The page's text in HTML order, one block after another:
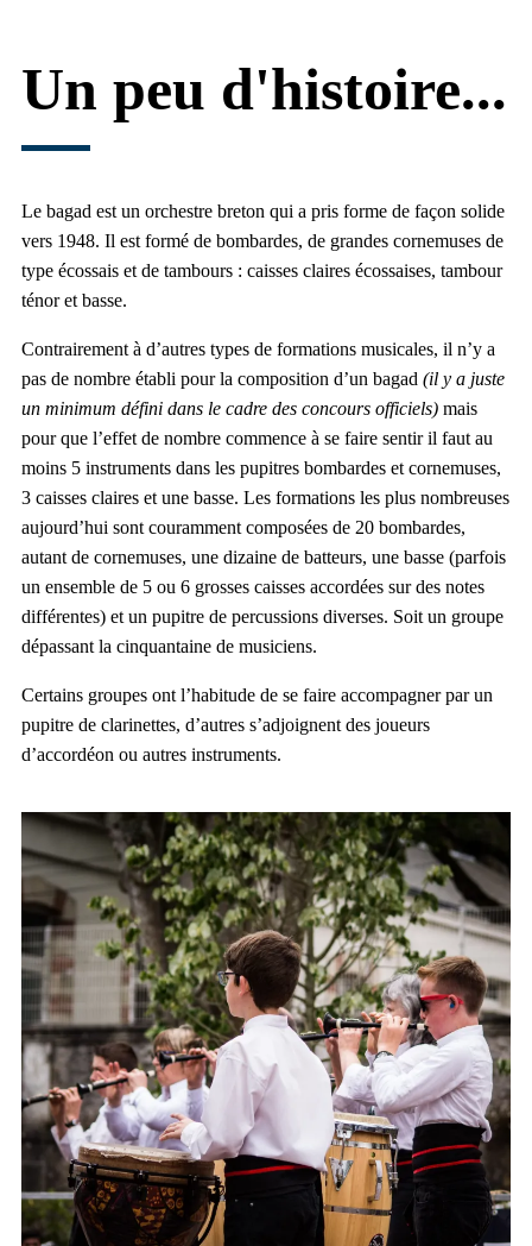
Un peu d'histoire...
Le bagad est un orchestre breton qui a pris forme de façon solide
vers 1948. Il est formé de bombardes, de grandes cornemuses de
type écossais et de tambours : caisses claires écossaises, tambour
ténor et basse.
Contrairement à d’autres types de formations musicales, il n’y a
pas de nombre établi pour la composition d’un bagad (il y a juste
un minimum défini dans le cadre des concours officiels) mais
pour que l’effet de nombre commence à se faire sentir il faut au
moins 5 instruments dans les pupitres bombardes et cornemuses,
3 caisses claires et une basse. Les formations les plus nombreuses
aujourd’hui sont couramment composées de 20 bombardes,
autant de cornemuses, une dizaine de batteurs, une basse (parfois
un ensemble de 5 ou 6 grosses caisses accordées sur des notes
différentes) et un pupitre de percussions diverses. Soit un groupe
dépassant la cinquantaine de musiciens.
Certains groupes ont l’habitude de se faire accompagner par un
pupitre de clarinettes, d’autres s’adjoignent des joueurs
d’accordéon ou autres instruments.